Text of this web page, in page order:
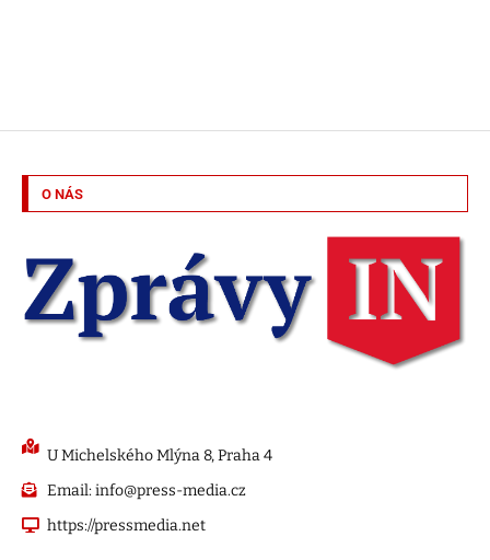
O NÁS
U Michelského Mlýna 8, Praha 4
Email: info@press-media.cz
https://pressmedia.net